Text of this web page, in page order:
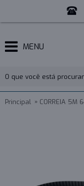
MENU
Principal CORREIA 5M